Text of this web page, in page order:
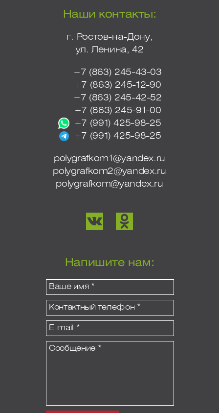
Наши контакты:
г. Ростов-на-Дону,
ул. Ленина, 42
+7 (863) 245-43-03
+7 (863) 245-12-90
+7 (863) 245-42-52
+7 (863) 245-91-00
+7 (991) 425-98-25
+7 (991) 425-98-25
polygrafkom1@yandex.ru
polygrafkom2@yandex.ru
polygrafkom@yandex.ru
Напишите нам: